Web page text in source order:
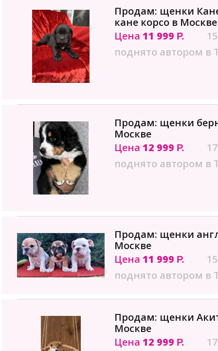
Продам: щенки
кане корсо в Москве
Цена 11 999 Р.
поднято автором в
Продам: щенки
Москве
Цена 12 999 Р.
поднято автором в
Продам: щенки
Москве
Цена 11 999 Р.
поднято автором в
Продам: щенки
Москве
Цена 12 999 Р.